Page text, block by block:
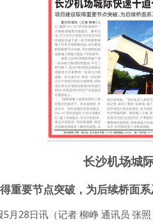
长沙机场城
重要节点突破，为后续桥面
5月28日讯（记者 柳峥 通讯员 张